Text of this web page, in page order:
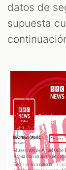
datos de
supuesta